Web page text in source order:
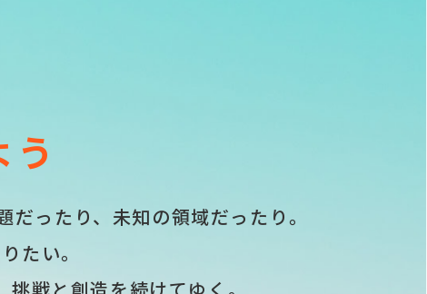
だったり、 未知の領域だったり。
たい。